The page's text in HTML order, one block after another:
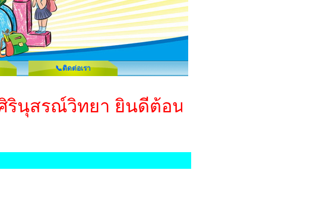
📞ติดต่อเรา
รินุสรณ์วิทยา ยินดีต้อนรับทุกท่านค่ะ... เ